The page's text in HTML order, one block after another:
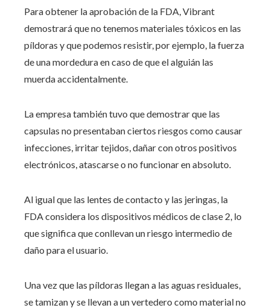
Para obtener la aprobación de la FDA, Vibrant
demostrará que no tenemos materiales tóxicos en las
píldoras y que podemos resistir, por ejemplo, la fuerza
de una mordedura en caso de que el alguián las
muerda accidentalmente.
La empresa también tuvo que demostrar que las
capsulas no presentaban ciertos riesgos como causar
infecciones, irritar tejidos, dañar con otros positivos
electrónicos, atascarse o no funcionar en absoluto.
Al igual que las lentes de contacto y las jeringas, la
FDA considera los dispositivos médicos de clase 2, lo
que significa que conllevan un riesgo intermedio de
daño para el usuario.
Una vez que las píldoras llegan a las aguas residuales,
se tamizan y se llevan a un vertedero como material no